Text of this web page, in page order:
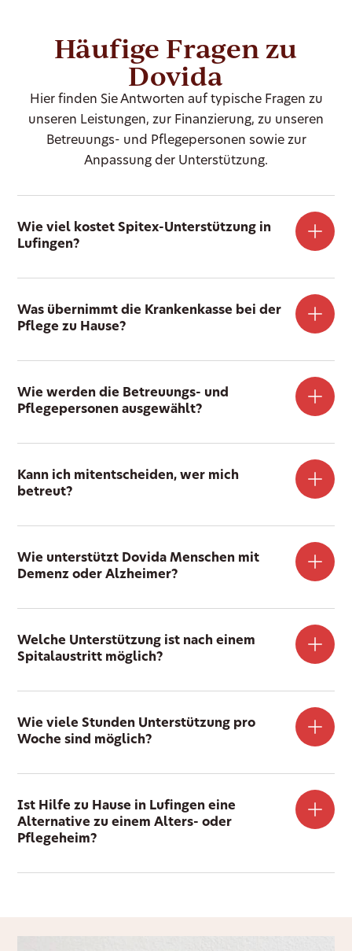
Häufige Fragen zu
Dovida
Hier finden Sie Antworten auf typische Fragen zu
unseren Leistungen, zur Finanzierung, zu unseren
Betreuungs- und Pflegepersonen sowie zur
Anpassung der Unterstützung.
Wie viel kostet Spitex-Unterstützung in
Lufingen?
Was übernimmt die Krankenkasse bei der
Pflege zu Hause?
Wie werden die Betreuungs- und
Pflegepersonen ausgewählt?
Kann ich mitentscheiden, wer mich
betreut?
Wie unterstützt Dovida Menschen mit
Demenz oder Alzheimer?
Welche Unterstützung ist nach einem
Spitalaustritt möglich?
Wie viele Stunden Unterstützung pro
Woche sind möglich?
Ist Hilfe zu Hause in Lufingen eine
Alternative zu einem Alters- oder
Pflegeheim?